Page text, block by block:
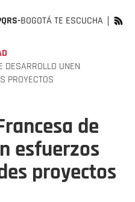
BOGOTÁ TE ESCUCHA
DESARROLLO UNEN
PROYECTOS
de
esfuerzos
proyectos